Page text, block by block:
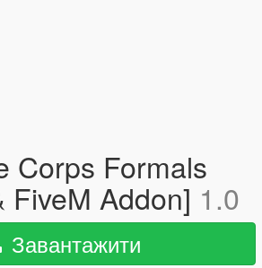
Corps Formals
FiveM Addon] 1.0
Завантажити